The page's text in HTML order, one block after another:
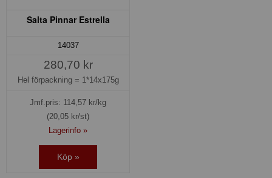
Salta Pinnar Estrella
14037
280,70 kr
Hel förpackning = 1*14x175g
Jmf.pris: 114,57 kr/kg
(20,05 kr/st)
Lagerinfo »
Köp »